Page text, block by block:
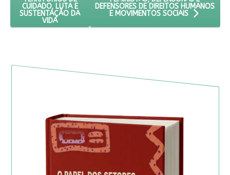
CUIDADO, LUTA E
SUSTENTAÇÃO DA
VIDA
DEFENSORES DE DIREITOS HUMANOS
E MOVIMENTOS SOCIAIS